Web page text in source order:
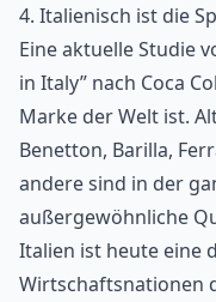
4. Italienisch ist die
Eine aktuelle Studie
in Italy” nach Coca
Marke der Welt ist.
Benetton, Barilla,
andere sind in der
außergewöhnliche
Italien ist heute eine
Wirtschaftsnationen